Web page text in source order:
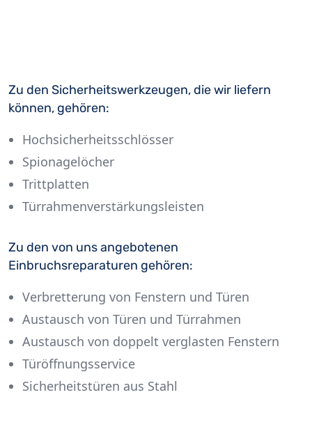
Zu den Sicherheitswerkzeugen, die wir liefern
können, gehören:
Hochsicherheitsschlösser
Spionagelöcher
Trittplatten
Türrahmenverstärkungsleisten
Zu den von uns angebotenen
Einbruchsreparaturen gehören:
Verbretterung von Fenstern und Türen
Austausch von Türen und Türrahmen
Austausch von doppelt verglasten Fenstern
Türöffnungsservice
Sicherheitstüren aus Stahl